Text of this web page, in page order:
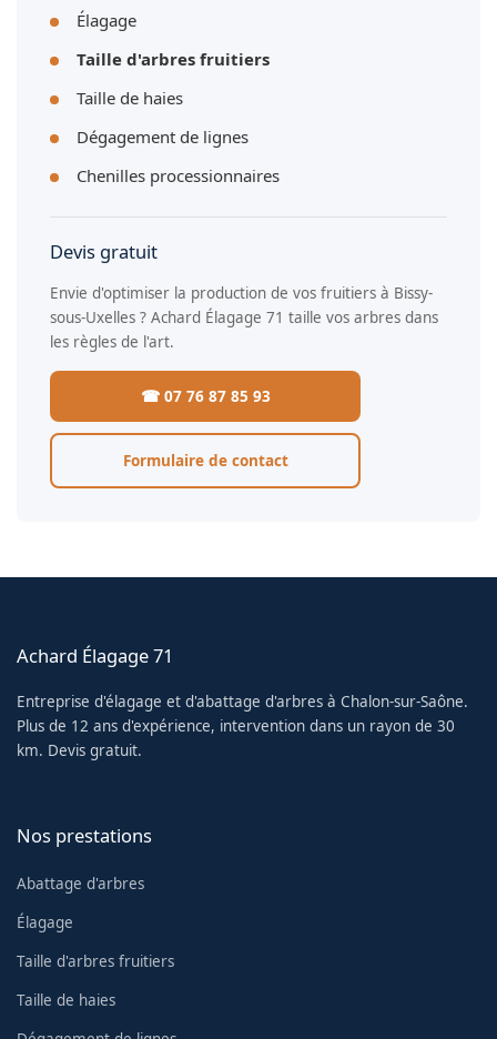
Élagage
Taille d'arbres fruitiers
Taille de haies
Dégagement de lignes
Chenilles processionnaires
Devis gratuit
Envie d'optimiser la production de vos fruitiers à Bissy-
sous-Uxelles ? Achard Élagage 71 taille vos arbres dans
les règles de l'art.
☎ 07 76 87 85 93
Formulaire de contact
Achard Élagage 71
Entreprise d'élagage et d'abattage d'arbres à Chalon-sur-Saône.
Plus de 12 ans d'expérience, intervention dans un rayon de 30
km. Devis gratuit.
Nos prestations
Abattage d'arbres
Élagage
Taille d'arbres fruitiers
Taille de haies